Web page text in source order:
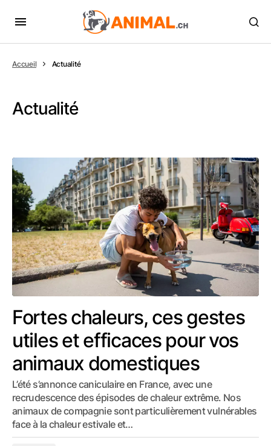
Accueil Actualité
Actualité
Fortes chaleurs, ces gestes
utiles et efficaces pour vos
animaux domestiques
L’été s’annonce caniculaire en France, avec une
recrudescence des épisodes de chaleur extrême. Nos
animaux de compagnie sont particulièrement vulnérables
face à la chaleur estivale et…